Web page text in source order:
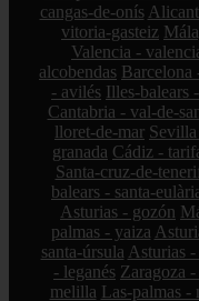
cangas-de-onís
vitoria-gasteiz
Valencia -
alcobendas Barcelona
- avilés Illes-balears
Cantabria - val-de-
lloret-de-mar
granada Cádiz -
Santa-cruz-de-
balears - santa-
Asturias - gozón
palmas - yaiza
santa-úrsula Asturias
- leganés Zaragoza
melilla Las-palmas -